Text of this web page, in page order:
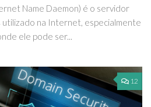
Name Daemon) é o servidor
utilizado na Internet, especialmente
ele pode ser...
12